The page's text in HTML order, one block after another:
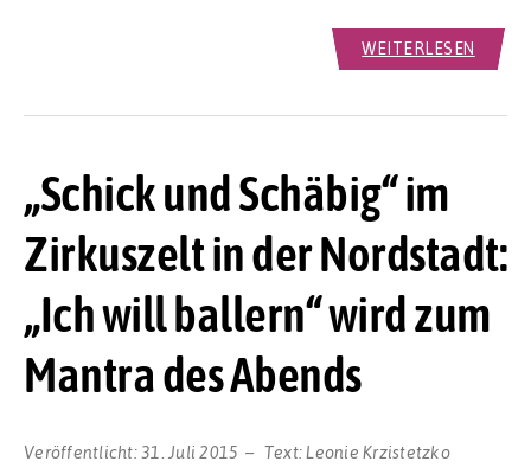
WEITERLESEN
„Schick und Schäbig“ im
Zirkuszelt in der Nordstadt:
„Ich will ballern“ wird zum
Mantra des Abends
Veröffentlicht:31. Juli 2015 Text:Leonie Krzistetzko